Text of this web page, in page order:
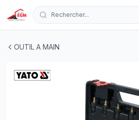
Rechercher...
OUTIL A MAIN